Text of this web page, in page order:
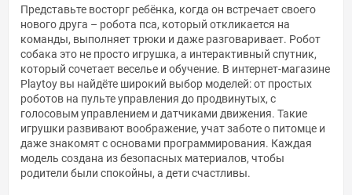
Представьте восторг ребёнка, когда он встречает своего
нового друга – робота пса, который откликается на
команды, выполняет трюки и даже разговаривает. Робот
собака это не просто игрушка, а интерактивный спутник,
который сочетает веселье и обучение. В интернет-магазине
Playtoy вы найдёте широкий выбор моделей: от простых
роботов на пульте управления до продвинутых, с
голосовым управлением и датчиками движения. Такие
игрушки развивают воображение, учат заботе о питомце и
даже знакомят с основами программирования. Каждая
модель создана из безопасных материалов, чтобы
родители были спокойны, а дети счастливы.